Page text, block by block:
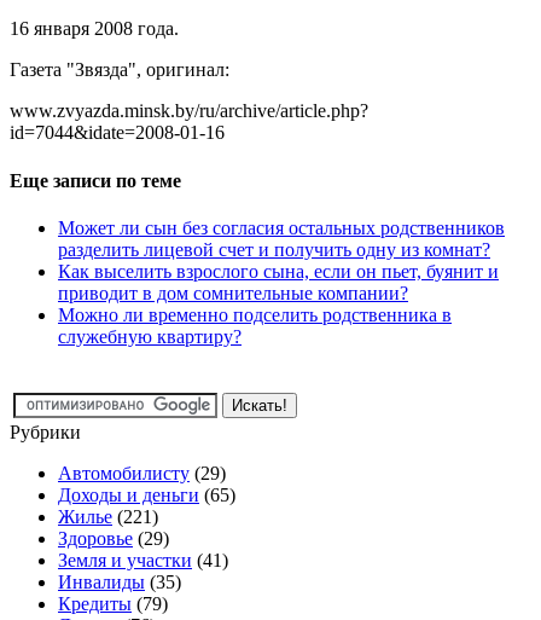
16 января 2008 года.
Газета "Звязда", оригинал:
www.zvyazda.minsk.by/ru/archive/article.php?
id=7044&idate=2008-01-16
Еще записи по теме
Может ли сын без согласия остальных родственников
разделить лицевой счет и получить одну из комнат?
Как выселить взрослого сына, если он пьет, буянит и
приводит в дом сомнительные компании?
Можно ли временно подселить родственника в
служебную квартиру?
Рубрики
Автомобилисту (29)
Доходы и деньги (65)
Жилье (221)
Здоровье (29)
Земля и участки (41)
Инвалиды (35)
Кредиты (79)